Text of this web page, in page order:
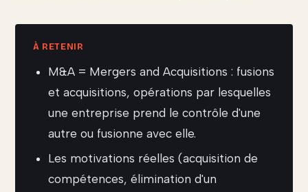
M&A = Mergers and Acquisitions : fusions
et acquisitions, opérations par lesquelles
une entreprise prend le contrôle d'une
autre ou fusionne avec elle.
Les motivations réelles (acquisition de
compétences, élimination d'un